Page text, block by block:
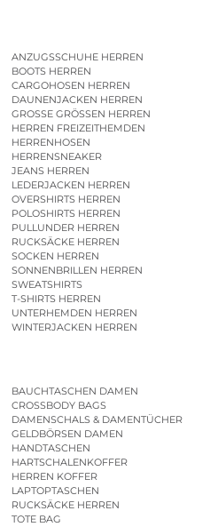
ANZUGSSCHUHE HERREN
BOOTS HERREN
CARGOHOSEN HERREN
DAUNENJACKEN HERREN
GROSSE GRÖSSEN HERREN
HERREN FREIZEITHEMDEN
HERRENHOSEN
HERRENSNEAKER
JEANS HERREN
LEDERJACKEN HERREN
OVERSHIRTS HERREN
POLOSHIRTS HERREN
PULLUNDER HERREN
RUCKSÄCKE HERREN
SOCKEN HERREN
SONNENBRILLEN HERREN
SWEATSHIRTS
T-SHIRTS HERREN
UNTERHEMDEN HERREN
WINTERJACKEN HERREN
BAUCHTASCHEN DAMEN
CROSSBODY BAGS
DAMENSCHALS & DAMENTÜCHER
GELDBÖRSEN DAMEN
HANDTASCHEN
HARTSCHALENKOFFER
HERREN KOFFER
LAPTOPTASCHEN
RUCKSÄCKE HERREN
TOTE BAG